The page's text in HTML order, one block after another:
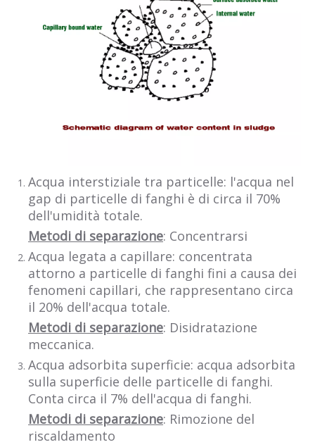
Acqua interstiziale tra particelle: l'acqua nel
gap di particelle di fanghi è di circa il 70%
dell'umidità totale.
Metodi di separazione: Concentrarsi
Acqua legata a capillare: concentrata
attorno a particelle di fanghi fini a causa dei
fenomeni capillari, che rappresentano circa
il 20% dell'acqua totale.
Metodi di separazione: Disidratazione
meccanica.
Acqua adsorbita superficie: acqua adsorbita
sulla superficie delle particelle di fanghi.
Conta circa il 7% dell'acqua di fanghi.
Metodi di separazione: Rimozione del
riscaldamento